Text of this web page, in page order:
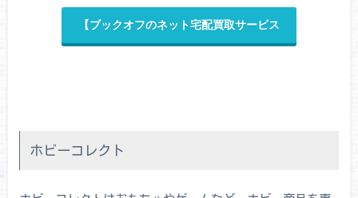
【ブックオフのネット宅配買取サービス
ホビーコレクト